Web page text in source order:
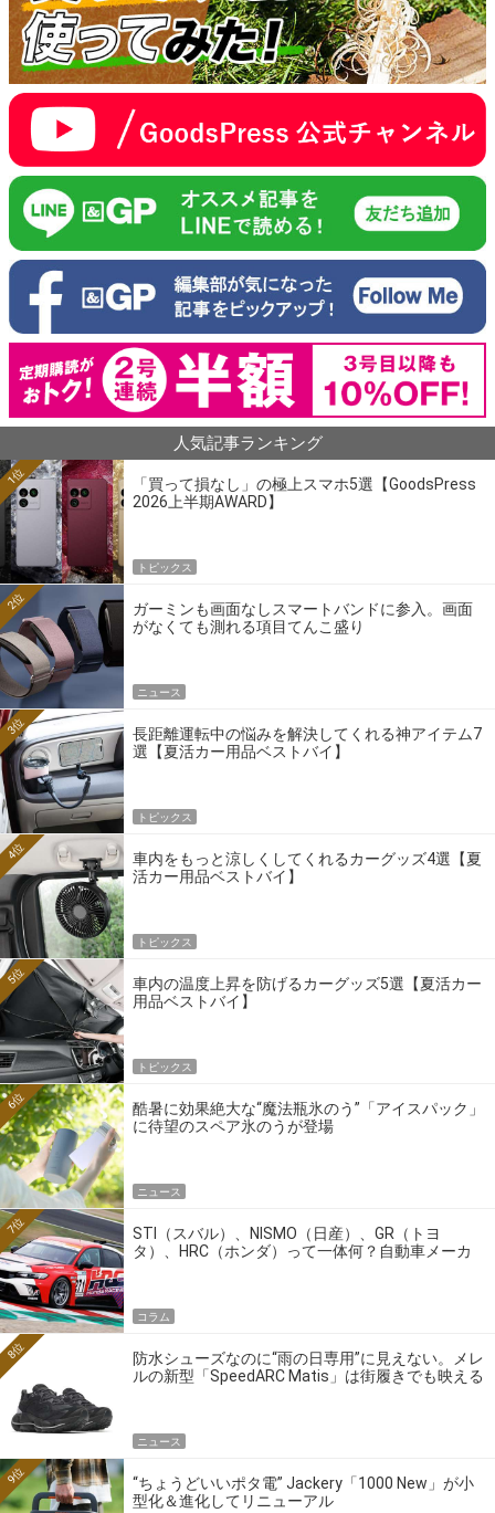
人気記事ランキング
「買って損なし」の極上スマホ5選【GoodsPress
2026上半期AWARD】
1位
トピックス
ガーミンも画面なしスマートバンドに参入。画面
がなくても測れる項目てんこ盛り
2位
ニュース
長距離運転中の悩みを解決してくれる神アイテム7
選【夏活カー用品ベストバイ】
3位
トピックス
車内をもっと涼しくしてくれるカーグッズ4選【夏
活カー用品ベストバイ】
4位
トピックス
車内の温度上昇を防げるカーグッズ5選【夏活カー
用品ベストバイ】
5位
トピックス
酷暑に効果絶大な“魔法瓶氷のう”「アイスパック」
に待望のスペア氷のうが登場
6位
ニュース
STI（スバル）、NISMO（日産）、GR（トヨ
タ）、HRC（ホンダ）って一体何？自動車メーカ
7位
コラム
防水シューズなのに“雨の日専用”に見えない。メレ
ルの新型「SpeedARC Matis」は街履きでも映える
8位
ニュース
“ちょうどいいポタ電” Jackery「1000 New」が小
型化＆進化してリニューアル
9位